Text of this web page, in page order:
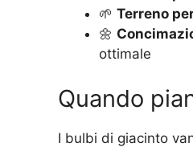
🌱 Terreno
🌼
ottimale
Quando
I bulbi di giacinto